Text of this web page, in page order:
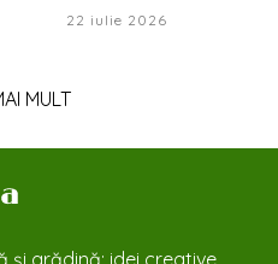
22 iulie 2026
MULT